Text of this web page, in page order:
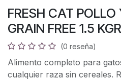
FRESH CAT
GRAIN FREE 1.5
(0 reseña)
Alimento completo para
cualquier raza sin cereales.